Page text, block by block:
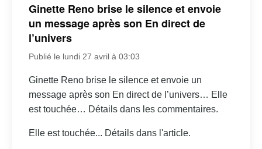
Ginette Reno brise le silence et envoie
un message après son En direct de
l’univers
Publié le lundi 27 avril à 03:03
Ginette Reno brise le silence et envoie un
message après son En direct de l’univers… Elle
est touchée… Détails dans les commentaires.
Elle est touchée... Détails dans l'article.